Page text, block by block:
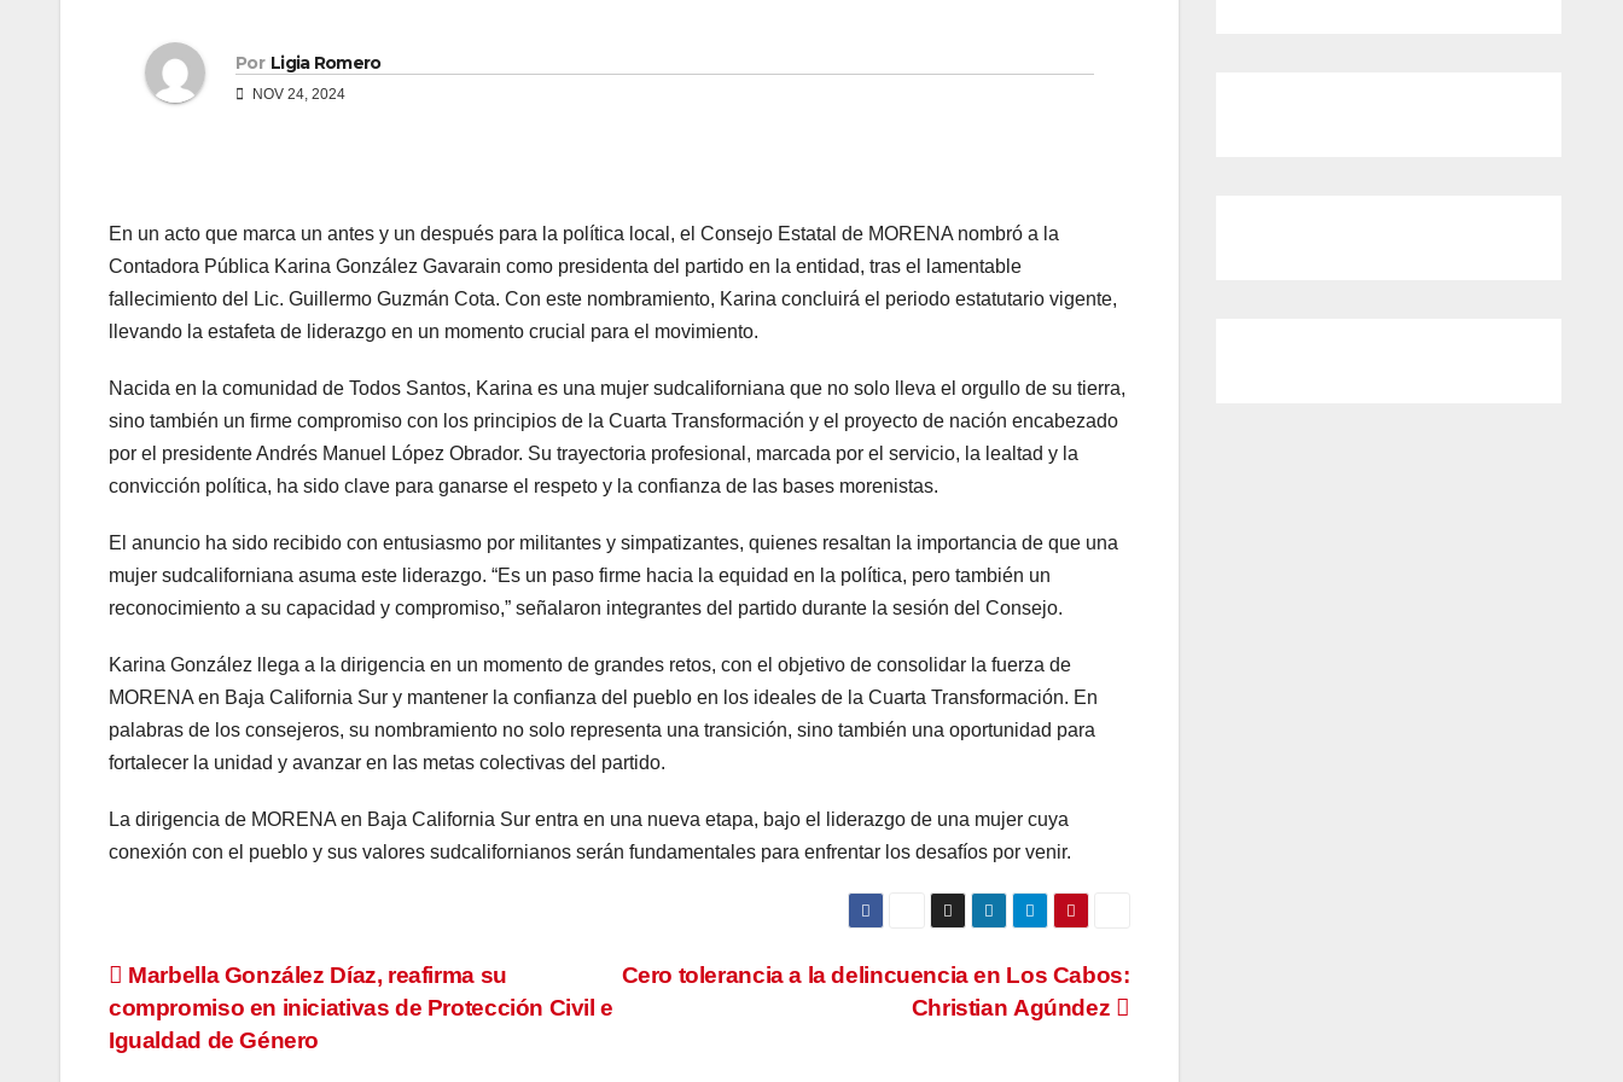
Por Ligia Romero
NOV 24, 2024
En un acto que marca un antes y un después para la política local, el Consejo Estatal de MORENA nombró a la
Contadora Pública Karina González Gavarain como presidenta del partido en la entidad, tras el lamentable
fallecimiento del Lic. Guillermo Guzmán Cota. Con este nombramiento, Karina concluirá el periodo estatutario vigente,
llevando la estafeta de liderazgo en un momento crucial para el movimiento.
Nacida en la comunidad de Todos Santos, Karina es una mujer sudcaliforniana que no solo lleva el orgullo de su tierra,
sino también un firme compromiso con los principios de la Cuarta Transformación y el proyecto de nación encabezado
por el presidente Andrés Manuel López Obrador. Su trayectoria profesional, marcada por el servicio, la lealtad y la
convicción política, ha sido clave para ganarse el respeto y la confianza de las bases morenistas.
El anuncio ha sido recibido con entusiasmo por militantes y simpatizantes, quienes resaltan la importancia de que una
mujer sudcaliforniana asuma este liderazgo. “Es un paso firme hacia la equidad en la política, pero también un
reconocimiento a su capacidad y compromiso,” señalaron integrantes del partido durante la sesión del Consejo.
Karina González llega a la dirigencia en un momento de grandes retos, con el objetivo de consolidar la fuerza de
MORENA en Baja California Sur y mantener la confianza del pueblo en los ideales de la Cuarta Transformación. En
palabras de los consejeros, su nombramiento no solo representa una transición, sino también una oportunidad para
fortalecer la unidad y avanzar en las metas colectivas del partido.
La dirigencia de MORENA en Baja California Sur entra en una nueva etapa, bajo el liderazgo de una mujer cuya
conexión con el pueblo y sus valores sudcalifornianos serán fundamentales para enfrentar los desafíos por venir.
Navegación
de
Cero tolerancia a la delincuencia en Los Cabos:
Christian Agúndez
Marbella González Díaz, reafirma su
compromiso en iniciativas de Protección Civil e
Igualdad de Género